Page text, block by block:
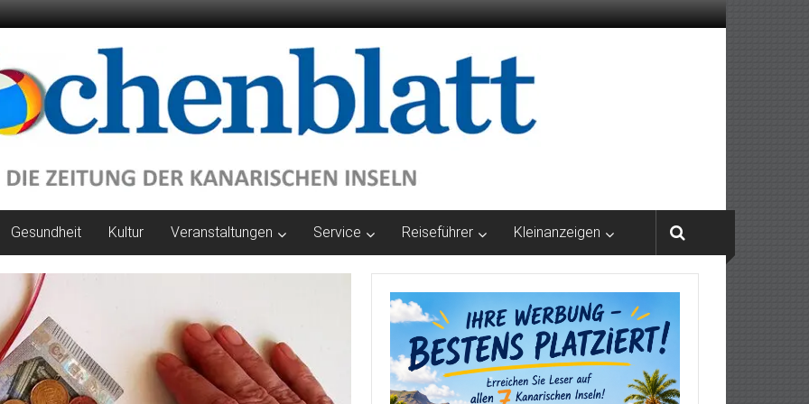
Gesundheit Kultur Veranstaltungen Service Reiseführer Kleinanzeigen